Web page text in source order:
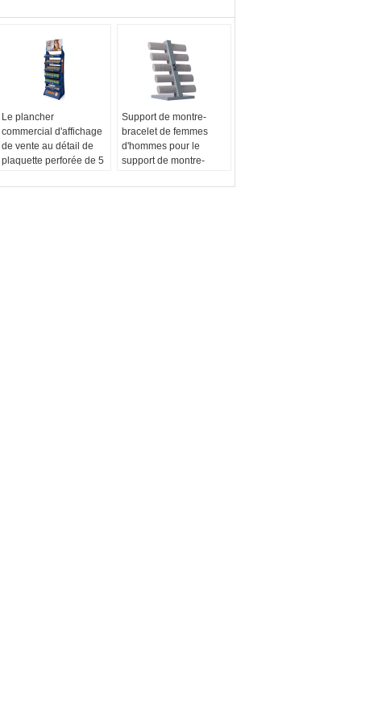
Le plancher
commercial d'affichage
de vente au détail de
plaquette perforée de 5
présentoir d'ampoule
Support de montre-
bracelet de femmes
d'hommes pour le
support de montre-
supérieure du comptoir